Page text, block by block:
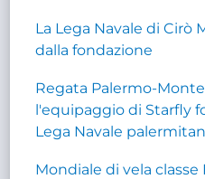
La Lega Navale di Cirò
dalla fondazione
Regata Palermo-
l'equipaggio di Starfly
Lega Navale
Mondiale di vela classe